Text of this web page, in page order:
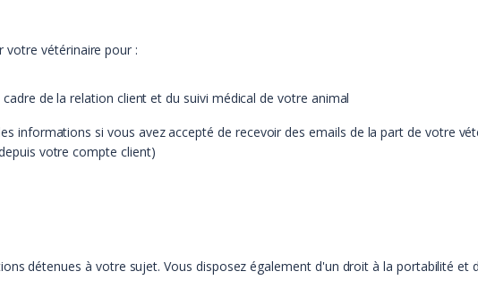
votre vétérinaire pour :
de la relation client et du suivi médical de votre animal
informations si vous avez accepté de recevoir des emails de la part de votre
votre compte client)
détenues à votre sujet. Vous disposez également d'un droit à la portabilité et